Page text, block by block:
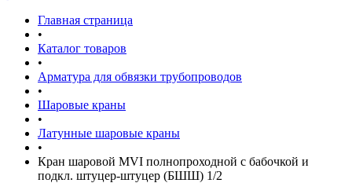
Главная страница
•
Каталог товаров
•
Арматура для обвязки трубопроводов
•
Шаровые краны
•
Латунные шаровые краны
•
Кран шаровой MVI полнопроходной с бабочкой и
подкл. штуцер-штуцер (БШШ) 1/2